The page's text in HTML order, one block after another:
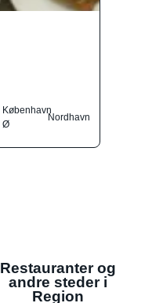
København
Ø
Nordhavn
Restauranter og
andre steder i
Region